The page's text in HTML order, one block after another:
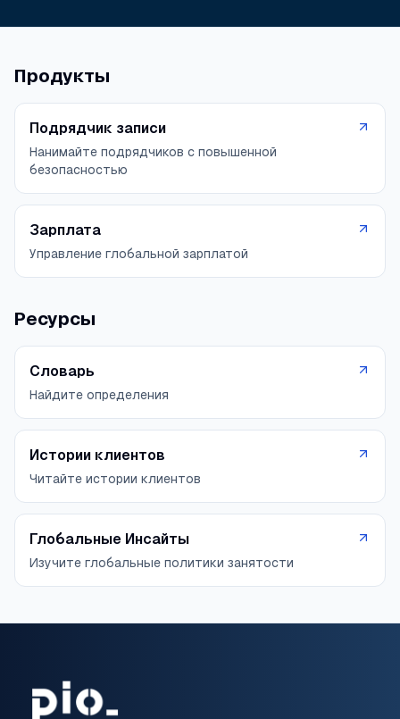
Продукты
Подрядчик записи
Нанимайте подрядчиков с повышенной
безопасностью
Зарплата
Управление глобальной зарплатой
Ресурсы
Словарь
Найдите определения
Истории клиентов
Читайте истории клиентов
Глобальные Инсайты
Изучите глобальные политики занятости